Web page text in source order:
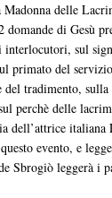
delle
di Gesù
sul
primato del
tradimento, sulla
perchè delle
dell’attrice italiana
evento, e
Sbrogiò leggerà i